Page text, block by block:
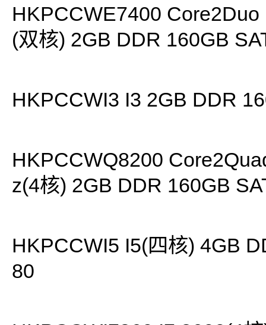
HKPCCWE7400
(双核) 2GB DDR 160GB
HKPCCWI3 I3 2GB DDR
HKPCCWQ8200
z(4核) 2GB DDR 160GB
HKPCCWI5 I5(四核) 4GB
80